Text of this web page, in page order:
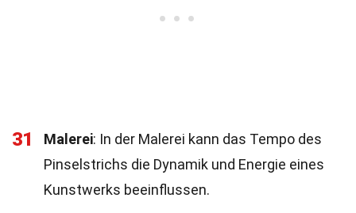
31 Malerei: In der Malerei kann das Tempo des
Pinselstrichs die Dynamik und Energie eines
Kunstwerks beeinflussen.